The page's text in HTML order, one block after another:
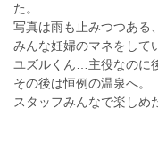
た。
写真は雨も止みつつある
みんな妊婦のマネをして
ユズルくん…主役なのに
その後は恒例の温泉へ。
スタッフみんなで楽しめ